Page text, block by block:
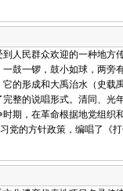
民群众欢迎的一种地方
鼓一锣，鼓小如球，两旁
的形成和大禹治水（史载
整的说唱形式。清同、光
期，在革命根据地党组织
党的方针政策，编唱了